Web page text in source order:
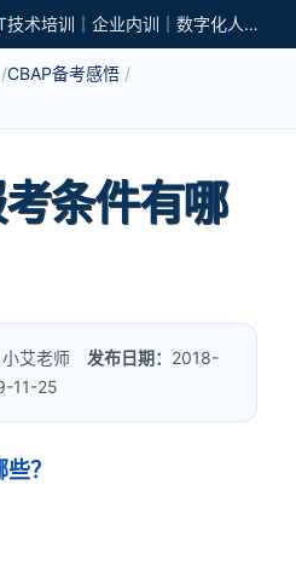
艾威培训｜职业认证培训｜IT技术培训｜企业内训｜数字化人才培养
CBAP备考感悟
条件有哪
小艾老师 发布日期： 2018-
11-25
？